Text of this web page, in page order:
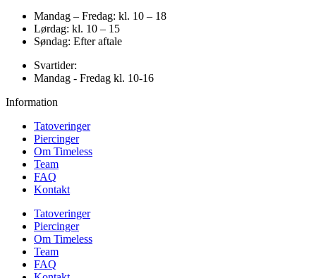
Mandag – Fredag: kl. 10 – 18
Lørdag: kl. 10 – 15
Søndag: Efter aftale
Svartider:
Mandag - Fredag kl. 10-16
Information
Tatoveringer
Piercinger
Om Timeless
Team
FAQ
Kontakt
Tatoveringer
Piercinger
Om Timeless
Team
FAQ